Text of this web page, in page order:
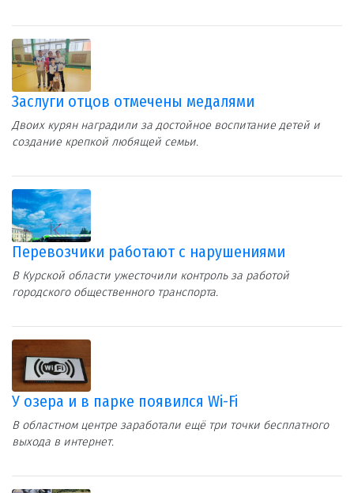
Заслуги отцов отмечены медалями
Двоих курян наградили за достойное воспитание детей и
создание крепкой любящей семьи.
Перевозчики работают с нарушениями
В Курской области ужесточили контроль за работой
городского общественного транспорта.
У озера и в парке появился Wi-Fi
В областном центре заработали ещё три точки бесплатного
выхода в интернет.